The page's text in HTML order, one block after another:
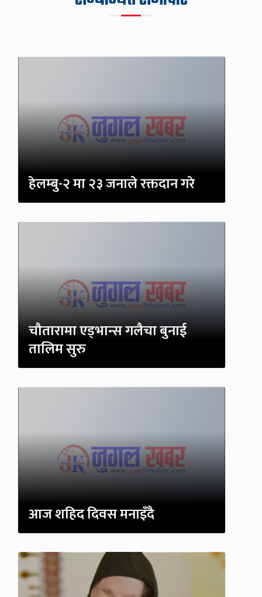
हेलम्बु-२ मा २३ जनाले रक्तदान गरे
चौतारामा एड्भान्स गलैचा बुनाई
तालिम सुरु
आज शहिद दिवस मनाइँदै